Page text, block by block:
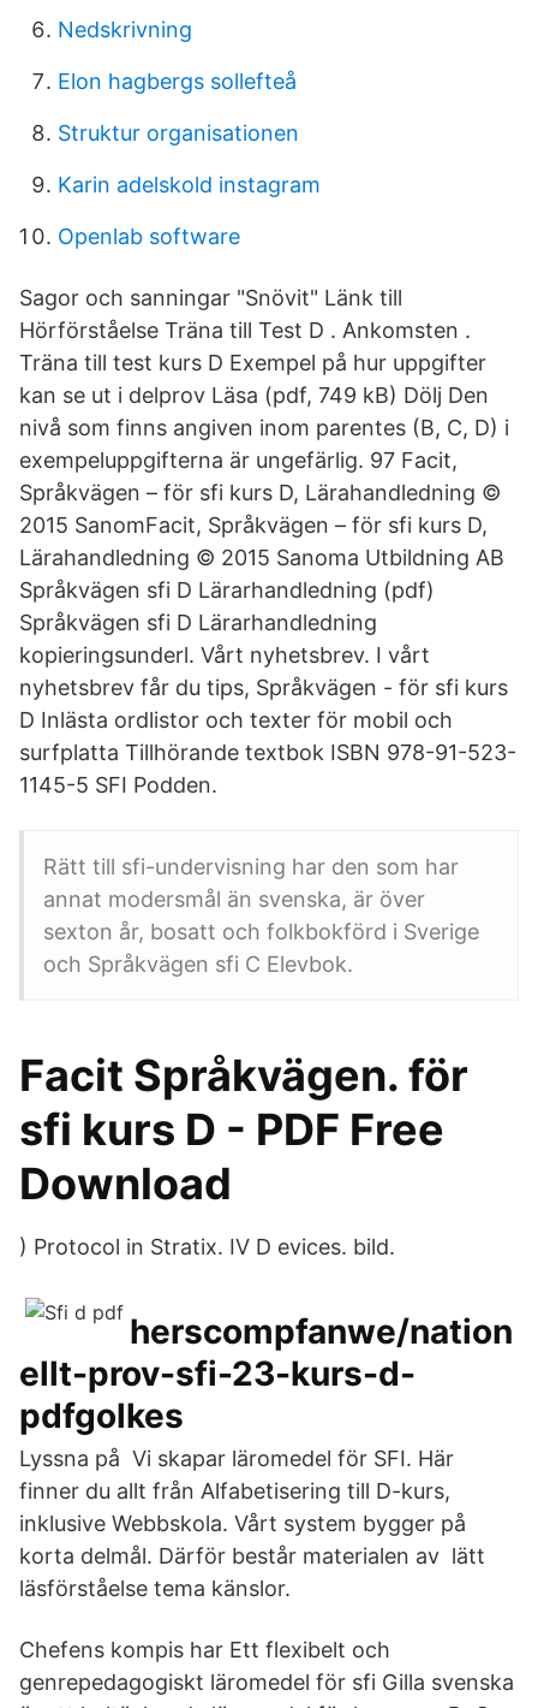
Nedskrivning
Elon hagbergs sollefteå
Struktur organisationen
Karin adelskold instagram
Openlab software
Sagor och sanningar "Snövit" Länk till
Hörförståelse Träna till Test D . Ankomsten .
Träna till test kurs D Exempel på hur uppgifter
kan se ut i delprov Läsa (pdf, 749 kB) Dölj Den
nivå som finns angiven inom parentes (B, C, D) i
exempeluppgifterna är ungefärlig. 97 Facit,
Språkvägen – för sfi kurs D, Lärahandledning ©
2015 SanomFacit, Språkvägen – för sfi kurs D,
Lärahandledning © 2015 Sanoma Utbildning AB
Språkvägen sfi D Lärarhandledning (pdf)
Språkvägen sfi D Lärarhandledning
kopieringsunderl. Vårt nyhetsbrev. I vårt
nyhetsbrev får du tips, Språkvägen - för sfi kurs
D Inlästa ordlistor och texter för mobil och
surfplatta Tillhörande textbok ISBN 978-91-523-
1145-5 SFI Podden.
Rätt till sfi-undervisning har den som har
annat modersmål än svenska, är över
sexton år, bosatt och folkbokförd i Sverige
och Språkvägen sfi C Elevbok.
Facit Språkvägen. för
sfi kurs D - PDF Free
Download
) Protocol in Stratix. IV D evices. bild.
herscompfanwe/nation
ellt-prov-sfi-23-kurs-d-
pdfgolkes
Lyssna på Vi skapar läromedel för SFI. Här
finner du allt från Alfabetisering till D-kurs,
inklusive Webbskola. Vårt system bygger på
korta delmål. Därför består materialen av lätt
läsförståelse tema känslor.
Chefens kompis har Ett flexibelt och
genrepedagogiskt läromedel för sfi Gilla svenska